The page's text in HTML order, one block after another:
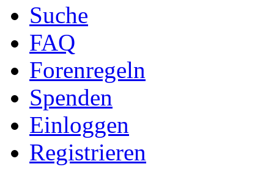
Suche
FAQ
Forenregeln
Spenden
Einloggen
Registrieren